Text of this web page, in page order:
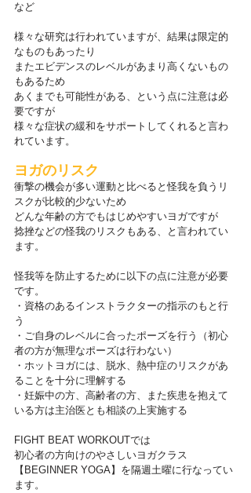
など
様々な研究は行われていますが、結果は限定的
なものもあったり
またエビデンスのレベルがあまり高くないもの
もあるため
あくまでも可能性がある、という点に注意は必
要ですが
様々な症状の緩和をサポートしてくれると言わ
れています。
ヨガのリスク
衝撃の機会が多い運動と比べると怪我を負うリ
スクが比較的少ないため
どんな年齢の方でもはじめやすいヨガですが
捻挫などの怪我のリスクもある、と言われてい
ます。
怪我等を防止するために以下の点に注意が必要
です。
・資格のあるインストラクターの指示のもと行
う
・ご自身のレベルに合ったポーズを行う（初心
者の方が無理なポーズは行わない）
・ホットヨガには、脱水、熱中症のリスクがあ
ることを十分に理解する
・妊娠中の方、高齢者の方、また疾患を抱えて
いる方は主治医とも相談の上実施する
FIGHT BEAT WORKOUTでは
初心者の方向けのやさしいヨガクラス
【BEGINNER YOGA】を隔週土曜に行なってい
ます。